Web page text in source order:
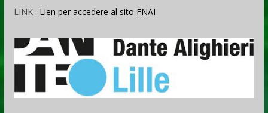
LINK : Lien per accedere al sito FNAI